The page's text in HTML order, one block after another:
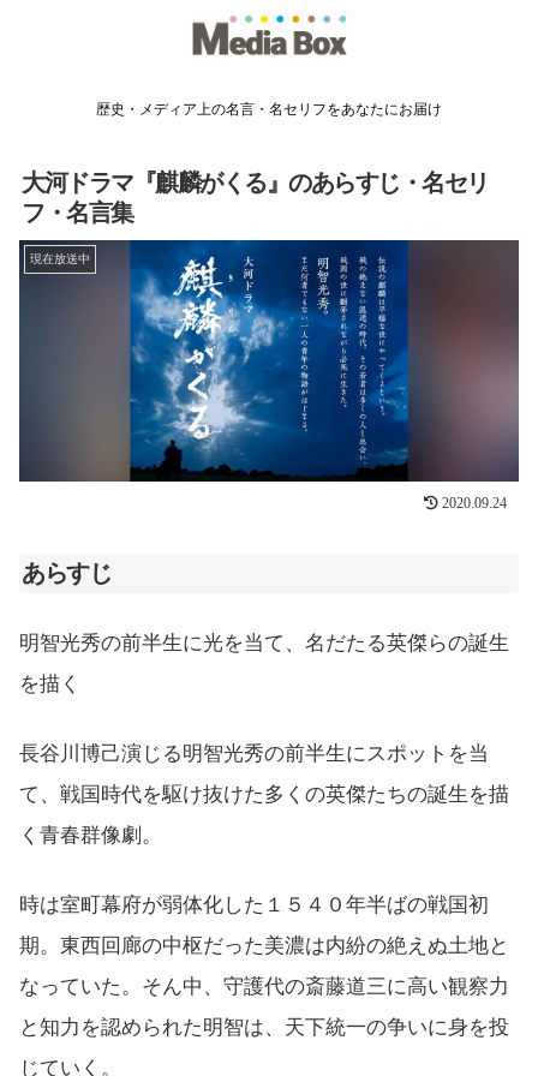
歴史・メディア上の名言・名セリフをあなたにお届け
大河ドラマ『麒麟がくる』のあらすじ・名セリ
フ・名言集
現在放送中
2020.09.24
あらすじ
明智光秀の前半生に光を当て、名だたる英傑らの誕生
を描く
長谷川博己演じる明智光秀の前半生にスポットを当
て、戦国時代を駆け抜けた多くの英傑たちの誕生を描
く青春群像劇。
時は室町幕府が弱体化した１５４０年半ばの戦国初
期。東西回廊の中枢だった美濃は内紛の絶えぬ土地と
なっていた。そん中、守護代の斎藤道三に高い観察力
と知力を認められた明智は、天下統一の争いに身を投
じていく。